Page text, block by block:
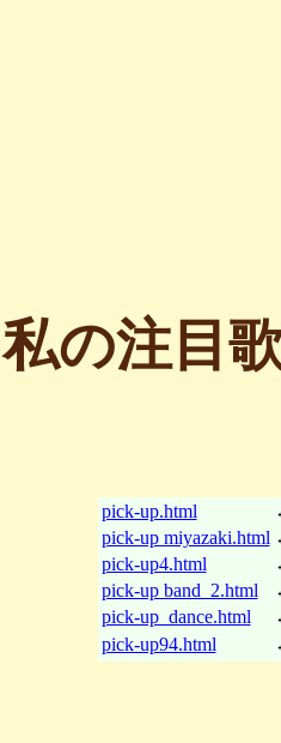
私の注目
pick-up.html
pick-up miyazaki.html
pick-up4.html
pick-up band_2.html
pick-up_dance.html
pick-up94.html